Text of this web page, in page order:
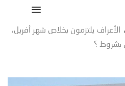
الأعراف يلتزمون بخلاص شهر أفريل،
بشروط ؟